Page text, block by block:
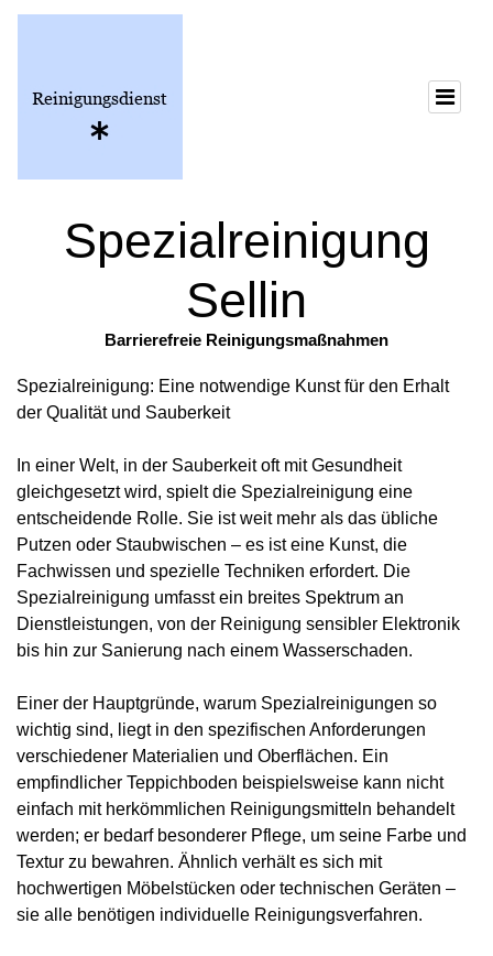
Spezialreinigung
Sellin
Barrierefreie Reinigungsmaßnahmen
Spezialreinigung: Eine notwendige Kunst für den Erhalt
der Qualität und Sauberkeit
In einer Welt, in der Sauberkeit oft mit Gesundheit
gleichgesetzt wird, spielt die Spezialreinigung eine
entscheidende Rolle. Sie ist weit mehr als das übliche
Putzen oder Staubwischen – es ist eine Kunst, die
Fachwissen und spezielle Techniken erfordert. Die
Spezialreinigung umfasst ein breites Spektrum an
Dienstleistungen, von der Reinigung sensibler Elektronik
bis hin zur Sanierung nach einem Wasserschaden.
Einer der Hauptgründe, warum Spezialreinigungen so
wichtig sind, liegt in den spezifischen Anforderungen
verschiedener Materialien und Oberflächen. Ein
empfindlicher Teppichboden beispielsweise kann nicht
einfach mit herkömmlichen Reinigungsmitteln behandelt
werden; er bedarf besonderer Pflege, um seine Farbe und
Textur zu bewahren. Ähnlich verhält es sich mit
hochwertigen Möbelstücken oder technischen Geräten –
sie alle benötigen individuelle Reinigungsverfahren.